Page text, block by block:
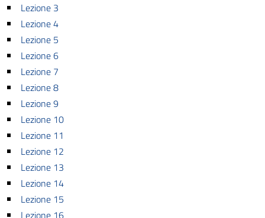
Lezione 3
Lezione 4
Lezione 5
Lezione 6
Lezione 7
Lezione 8
Lezione 9
Lezione 10
Lezione 11
Lezione 12
Lezione 13
Lezione 14
Lezione 15
Lezione 16